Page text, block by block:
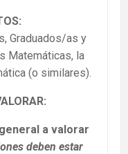
Graduados/as y
Matemáticas, la
(o similares).
a valorar
deben estar